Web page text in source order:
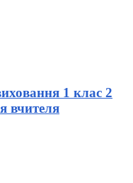
1 клас 2
вчителя